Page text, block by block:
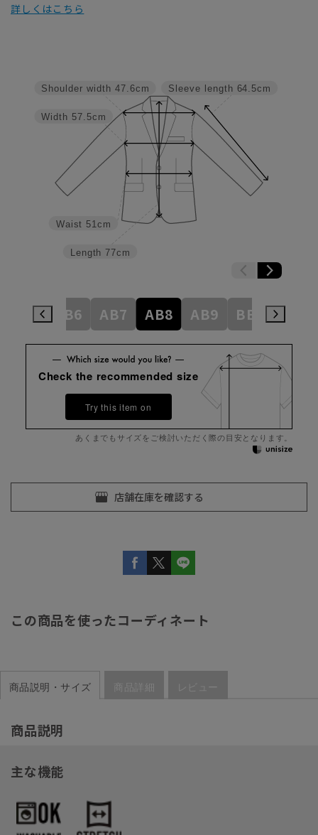
詳しくはこちら
Sleeve length 64.5cm
Length 77cm
Waist 51cm
Width 57.5cm
Shoulder width 47.6cm
AB6 AB7 AB8 AB9 BE3
Check the recommended size
Try this item on
あくまでもサイズをご検討いただく際の目安となります。
この商品を使ったコーディネート
商品説明・サイズ 商品詳細 レビュー
商品説明
主な機能